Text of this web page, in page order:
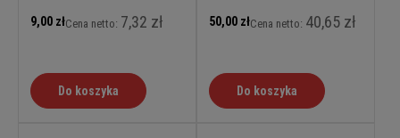
9,00 złCena netto: 7,32 zł
Do koszyka
50,00 złCena netto: 40,65 zł
Do koszyka